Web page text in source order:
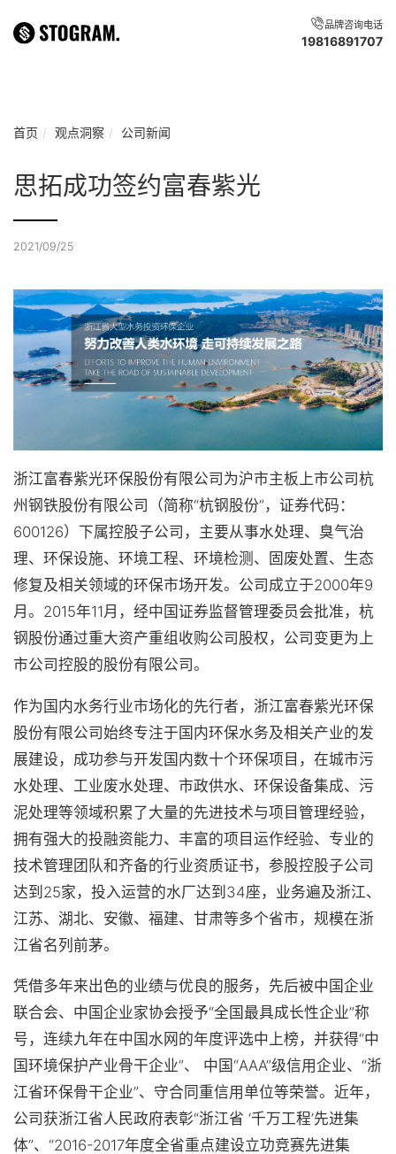
品牌咨询电话
19816891707
首页 观点洞察 公司新闻
思拓成功签约富春紫光
2021/09/25
浙江富春紫光环保股份有限公司为沪市主板上市公司杭
州钢铁股份有限公司（简称“杭钢股份”，证券代码：
600126）下属控股子公司，主要从事水处理、臭气治
理、环保设施、环境工程、环境检测、固废处置、生态
修复及相关领域的环保市场开发。公司成立于2000年9
月。2015年11月，经中国证券监督管理委员会批准，杭
钢股份通过重大资产重组收购公司股权，公司变更为上
市公司控股的股份有限公司。
作为国内水务行业市场化的先行者，浙江富春紫光环保
股份有限公司始终专注于国内环保水务及相关产业的发
展建设，成功参与开发国内数十个环保项目，在城市污
水处理、工业废水处理、市政供水、环保设备集成、污
泥处理等领域积累了大量的先进技术与项目管理经验，
拥有强大的投融资能力、丰富的项目运作经验、专业的
技术管理团队和齐备的行业资质证书，参股控股子公司
达到25家，投入运营的水厂达到34座，业务遍及浙江、
江苏、湖北、安徽、福建、甘肃等多个省市，规模在浙
江省名列前茅。
凭借多年来出色的业绩与优良的服务，先后被中国企业
联合会、中国企业家协会授予“全国最具成长性企业”称
号，连续九年在中国水网的年度评选中上榜，并获得“中
国环境保护产业骨干企业”、 中国“AAA”级信用企业、“浙
江省环保骨干企业”、守合同重信用单位等荣誉。近年，
公司获浙江省人民政府表彰“浙江省 ‘千万工程’先进集
体”、“2016-2017年度全省重点建设立功竞赛先进集